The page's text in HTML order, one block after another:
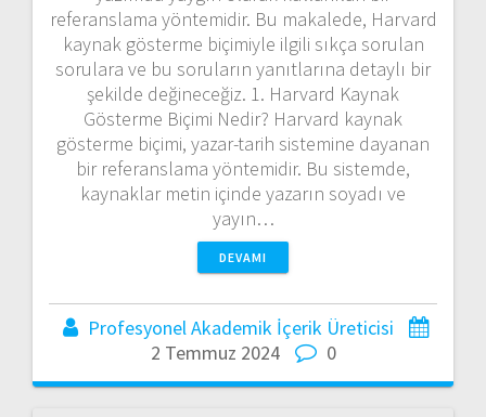
referanslama yöntemidir. Bu makalede, Harvard
kaynak gösterme biçimiyle ilgili sıkça sorulan
sorulara ve bu soruların yanıtlarına detaylı bir
şekilde değineceğiz. 1. Harvard Kaynak
Gösterme Biçimi Nedir? Harvard kaynak
gösterme biçimi, yazar-tarih sistemine dayanan
bir referanslama yöntemidir. Bu sistemde,
kaynaklar metin içinde yazarın soyadı ve
yayın…
DEVAMI
Profesyonel Akademik İçerik Üreticisi
2 Temmuz 2024
0